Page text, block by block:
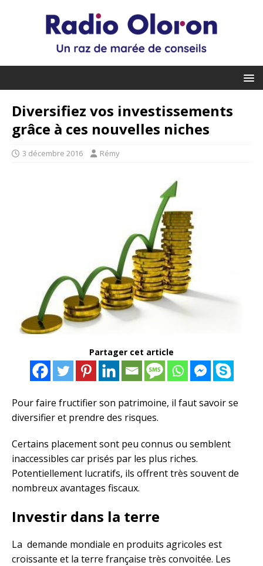
Diversifiez vos investissements
grâce à ces nouvelles niches
3 décembre 2016 Rémy
Partager cet article
Pour faire fructifier son patrimoine, il faut savoir se
diversifier et prendre des risques.
Certains placement sont peu connus ou semblent
inaccessibles car prisés par les plus riches.
Potentiellement lucratifs, ils offrent très souvent de
nombreux avantages fiscaux.
Investir dans la terre
La demande mondiale en produits agricoles est
croissante et la terre française très convoitée. Les